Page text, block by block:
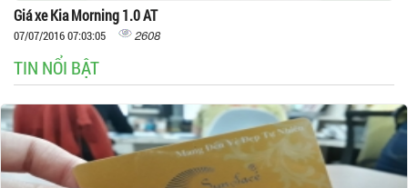
Giá xe Kia Morning 1.0 AT
07/07/2016 07:03:05 2608
TIN NỔI BẬT